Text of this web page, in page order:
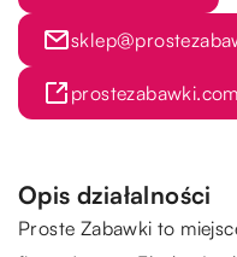
Opis działalności
Proste Zabawki to